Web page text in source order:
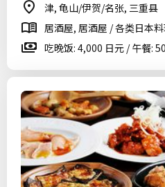
津, 龟山/伊贺/名张, 三重县
居酒屋, 居酒屋 / 各类日本
吃晚饭: 4,000 日元 / 午餐: